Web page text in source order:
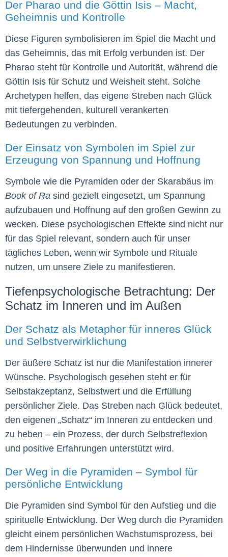
Der Pharao und die Göttin Isis – Macht,
Geheimnis und Kontrolle
Diese Figuren symbolisieren im Spiel die Macht und
das Geheimnis, das mit Erfolg verbunden ist. Der
Pharao steht für Kontrolle und Autorität, während die
Göttin Isis für Schutz und Weisheit steht. Solche
Archetypen helfen, das eigene Streben nach Glück
mit tiefergehenden, kulturell verankerten
Bedeutungen zu verbinden.
Der Einsatz von Symbolen im Spiel zur
Erzeugung von Spannung und Hoffnung
Symbole wie die Pyramiden oder der Skarabäus im
Book of Ra sind gezielt eingesetzt, um Spannung
aufzubauen und Hoffnung auf den großen Gewinn zu
wecken. Diese psychologischen Effekte sind nicht nur
für das Spiel relevant, sondern auch für unser
tägliches Leben, wenn wir Symbole und Rituale
nutzen, um unsere Ziele zu manifestieren.
Tiefenpsychologische Betrachtung: Der
Schatz im Inneren und im Außen
Der Schatz als Metapher für inneres Glück
und Selbstverwirklichung
Der äußere Schatz ist nur die Manifestation innerer
Wünsche. Psychologisch gesehen steht er für
Selbstakzeptanz, Selbstwert und die Erfüllung
persönlicher Ziele. Das Streben nach Glück bedeutet,
den eigenen „Schatz“ im Inneren zu entdecken und
zu heben – ein Prozess, der durch Selbstreflexion
und positive Erfahrungen unterstützt wird.
Der Weg in die Pyramiden – Symbol für
persönliche Entwicklung
Die Pyramiden sind Symbol für den Aufstieg und die
spirituelle Entwicklung. Der Weg durch die Pyramiden
gleicht einem persönlichen Wachstumsprozess, bei
dem Hindernisse überwunden und innere